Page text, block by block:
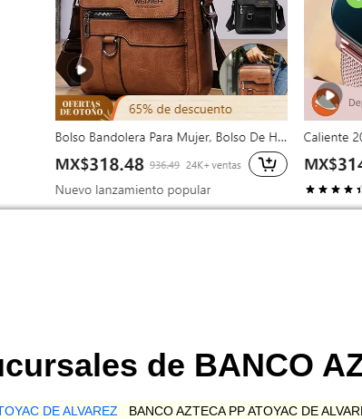
de BANCO
DE ALVAREZ BANCO AZTECA PP ATOYAC DE